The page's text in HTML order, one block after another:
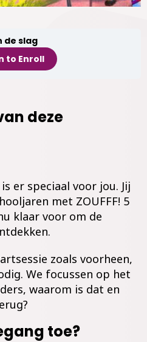
de slag
to Enroll
deze
er speciaal voor jou. Jij
met ZOUFFF! 5
klaar voor om de
zoals voorheen,
We focussen op het
waarom is dat en
toe?